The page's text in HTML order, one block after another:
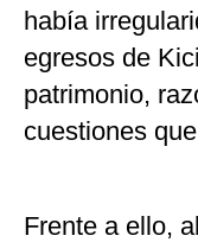
había
egresos de
patrimonio,
cuestiones
Frente a ello,